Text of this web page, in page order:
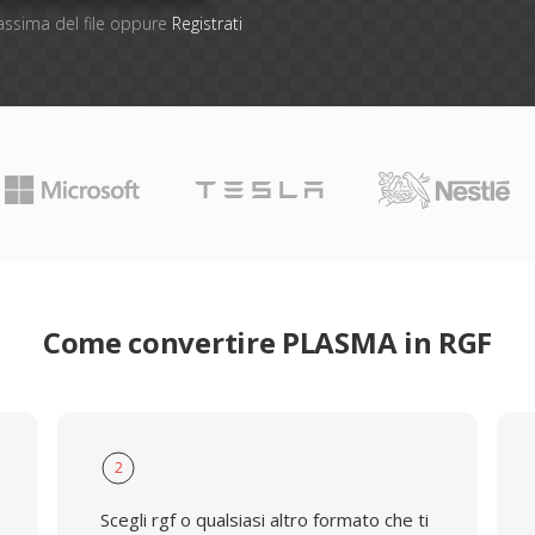
del file oppure Registrati
Come convertire PLASMA in RGF
2
Scegli rgf o qualsiasi altro formato che ti